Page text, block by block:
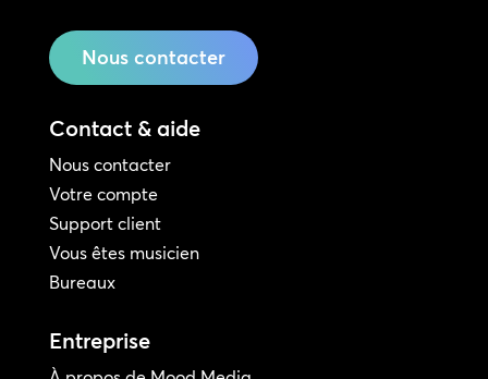
Nous contacter
Contact & aide
Nous contacter
Votre compte
Support client
Vous êtes musicien
Bureaux
Entreprise